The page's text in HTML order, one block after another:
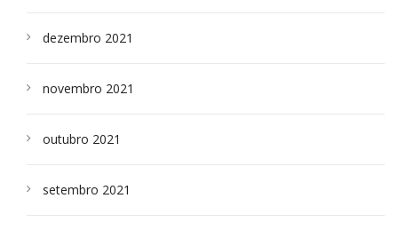
dezembro 2021
novembro 2021
outubro 2021
setembro 2021